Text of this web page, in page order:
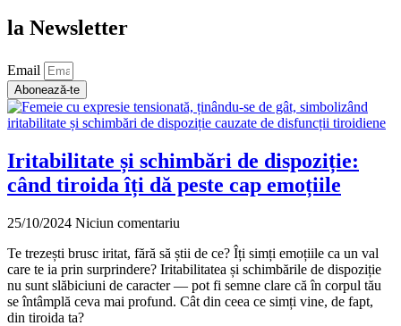
la Newsletter
Email
Abonează-te
Iritabilitate și schimbări de dispoziție:
când tiroida îți dă peste cap emoțiile
25/10/2024 Niciun comentariu
Te trezești brusc iritat, fără să știi de ce? Îți simți emoțiile ca un val
care te ia prin surprindere? Iritabilitatea și schimbările de dispoziție
nu sunt slăbiciuni de caracter — pot fi semne clare că în corpul tău
se întâmplă ceva mai profund. Cât din ceea ce simți vine, de fapt,
din tiroida ta?